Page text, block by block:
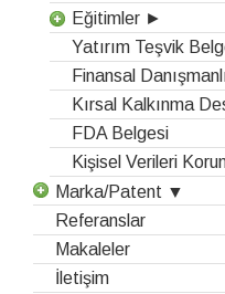
Eğitimler ►
Yatırım Teşvik
Finansal
Kırsal Kalkınma
FDA Belgesi
Kişisel Verileri
Marka/Patent ▼
Referanslar
Makaleler
İletişim